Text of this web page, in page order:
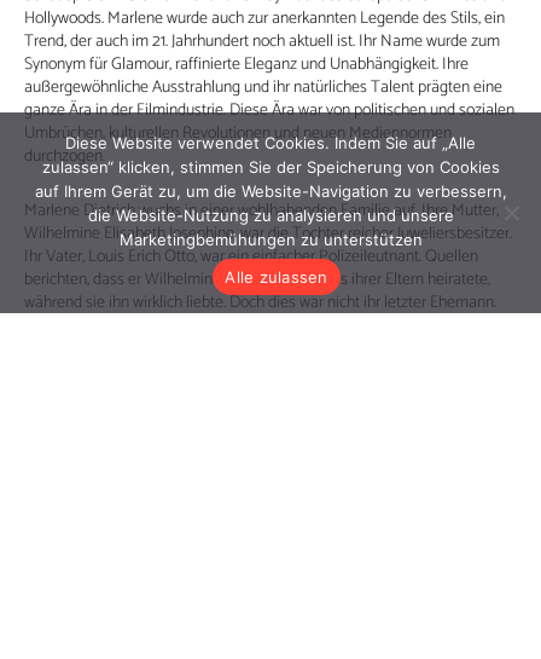
Diese Website verwendet Cookies. Indem Sie auf „Alle
zulassen“ klicken, stimmen Sie der Speicherung von Cookies
auf Ihrem Gerät zu, um die Website-Navigation zu verbessern,
die Website-Nutzung zu analysieren und unsere
Marketingbemühungen zu unterstützen
Alle zulassen